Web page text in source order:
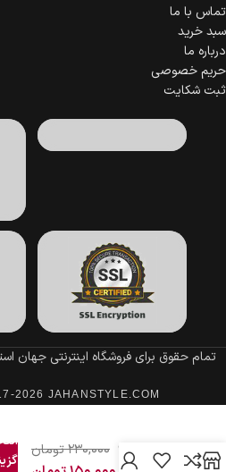
تماس با ما
سبد خرید
درباره ما
حریم خصوصی
ثبت شکایت
تمام حقوق برای فروشگاه اینترنتی جهان
2026 JAHANSTYLE.COM
و جاحرزی
چرم
۲۳۰,۰۰۰تومان